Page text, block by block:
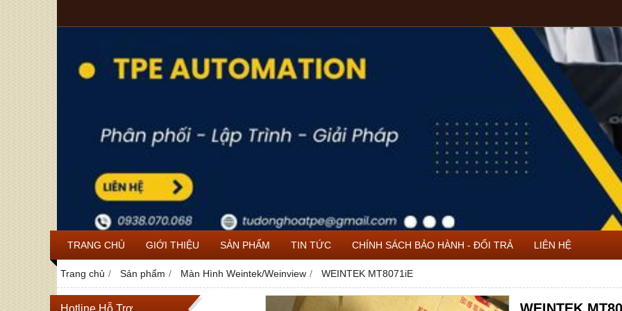
TRANG CHỦ GIỚI THIỆU SẢN PHẨM TIN TỨC CHÍNH SÁCH BẢO HÀNH - ĐỔI TRẢ LIÊN HỆ
Trang chủ Sản phẩm Màn Hình Weintek/Weinview WEINTEK MT8071iE
Hotline Hỗ Trợ